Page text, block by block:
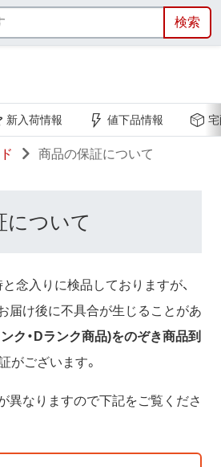
新入荷情報 値下品情報
商品の保証について
について
念入りに検品しておりますが、
届け後に不具合が生じることがあ
ク・Dランク商品)をのぞき商品到
がございます。
異なりますので下記をご覧くださ